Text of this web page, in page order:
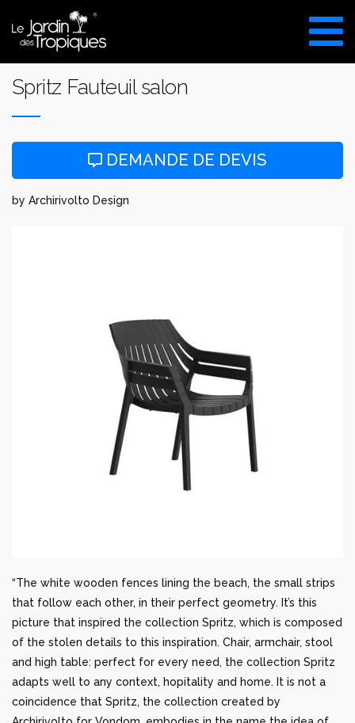
contenu
Spritz Fauteuil salon
DEMANDE DE DEVIS
by Archirivolto Design
“The white wooden fences lining the beach, the small strips
that follow each other, in their perfect geometry. It’s this
picture that inspired the collection Spritz, which is composed
of the stolen details to this inspiration. Chair, armchair, stool
and high table: perfect for every need, the collection Spritz
adapts well to any context, hopitality and home. It is not a
coincidence that Spritz, the collection created by